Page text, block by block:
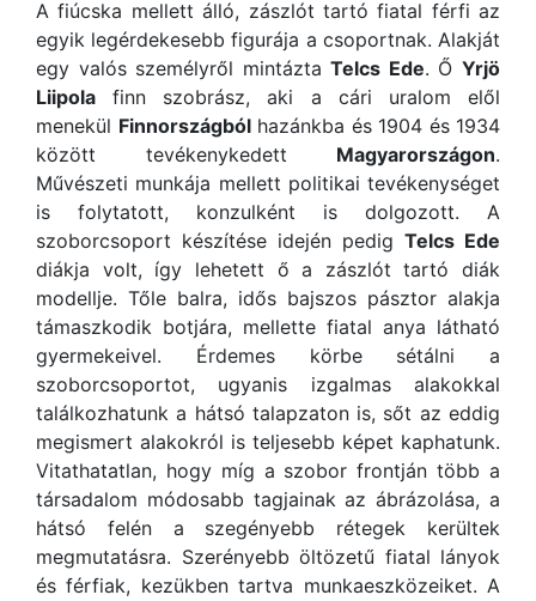
A fiúcska mellett álló, zászlót tartó fiatal férfi az
egyik legérdekesebb figurája a csoportnak. Alakját
egy valós személyről mintáztaTelcs Ede. ŐYrjö
Liipola finn szobrász, aki a cári uralom elől
menekül Finnországbólhazánkba és 1904 és 1934
között tevékenykedett Magyarországon.
Művészeti munkája mellett politikai tevékenységet
is folytatott, konzulként is dolgozott. A
szoborcsoport készítése idején pedig Telcs Ede
diákja volt, így lehetett ő a zászlót tartó diák
modellje. Tőle balra, idős bajszos pásztor alakja
támaszkodik botjára, mellette fiatal anya látható
gyermekeivel. Érdemes körbe sétálni a
szoborcsoportot, ugyanis izgalmas alakokkal
találkozhatunk a hátsó talapzaton is, sőt az eddig
megismert alakokról is teljesebb képet kaphatunk.
Vitathatatlan, hogy míg a szobor frontján több a
társadalom módosabb tagjainak az ábrázolása, a
hátsó felén a szegényebb rétegek kerültek
megmutatásra. Szerényebb öltözetű fiatal lányok
és férfiak, kezükben tartva munkaeszközeiket. A